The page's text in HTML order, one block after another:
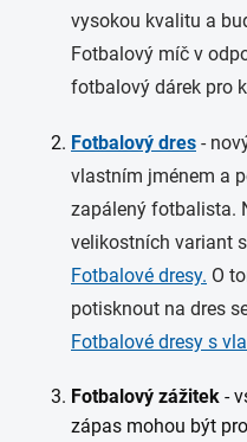
vysokou kvalitu a
Fotbalový míč v
fotbalový dárek pro
Fotbalový dres -
vlastním jménem a
zapálený fotbalista.
velikostních variant
Fotbalové dresy. O
potisknout na dres
Fotbalové dresy s
Fotbalový zážitek -
zápas mohou být